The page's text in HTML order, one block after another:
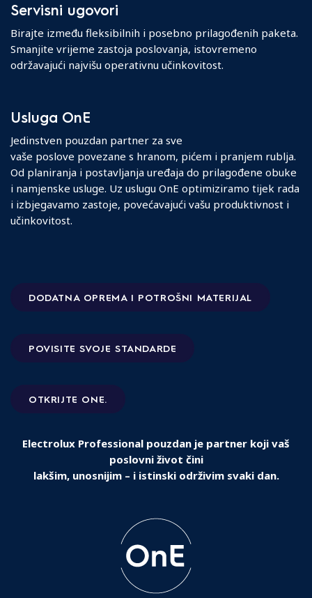
Servisni ugovori
Birajte između fleksibilnih i posebno prilagođenih paketa.
Smanjite vrijeme zastoja poslovanja, istovremeno
održavajući najvišu operativnu učinkovitost.
Usluga OnE
Jedinstven pouzdan partner za sve
vaše poslove povezane s hranom, pićem i pranjem rublja.
Od planiranja i postavljanja uređaja do prilagođene obuke
i namjenske usluge. Uz uslugu OnE optimiziramo tijek rada
i izbjegavamo zastoje, povećavajući vašu produktivnost i
učinkovitost.
DODATNA OPREMA I POTROŠNI MATERIJAL
POVISITE SVOJE STANDARDE
OTKRIJTE ONE.
Electrolux Professional pouzdan je partner koji vaš
poslovni život čini
lakšim, unosnijim – i istinski održivim svaki dan.